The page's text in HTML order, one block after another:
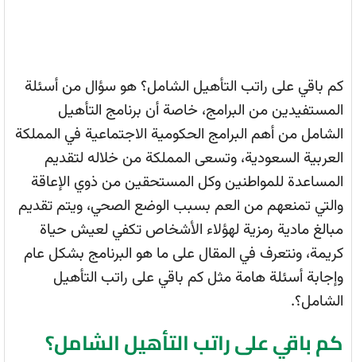
كم باقي على راتب التأهيل الشامل؟ هو سؤال من أسئلة
المستفيدين من البرامج، خاصة أن برنامج التأهيل
الشامل من أهم البرامج الحكومية الاجتماعية في المملكة
العربية السعودية، وتسعى المملكة من خلاله لتقديم
المساعدة للمواطنين وكل المستحقين من ذوي الإعاقة
والتي تمنعهم من العم بسبب الوضع الصحي، ويتم تقديم
مبالغ مادية رمزية لهؤلاء الأشخاص تكفي لعيش حياة
كريمة، ونتعرف في المقال على ما هو البرنامج بشكل عام
وإجابة أسئلة هامة مثل كم باقي على راتب التأهيل
الشامل؟.
كم باقي على راتب التأهيل الشامل؟